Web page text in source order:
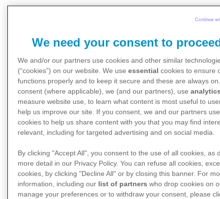
súlyos lehet: az agyvelő és a gerincvelő más
okból bekövetkező gyulladásaihoz vagy az
agyhártyagyulladáshoz hasonló tünetekkel.
Ezek közé a tünetek közé tartozhat a magas
láz, fejfájás, hányinger, hányás és szédülés.
Súlyos esetekben tartós bénulás alakulhat ki,
és nagyon ritka esetekben végzetes
23
Az FSME-vírus által okozott
agyvelőgyulladás hosszú távú
következményei
We need your consent to
We and/or our partners use cookies and other similar
(“cookies”) on our website. We useessential cookies to ensure
functions properly and to keep it secure and these are always
consent (where applicable), we (and our partners), use
measure website use, to learn what content is most useful to
help us improve our site. If you consent, we and our partners
cookies to help us share content with you that you may find
relevant, including for targeted advertising and on social media.
By clicking "Accept All", you consent to the use of all cookies, as
more detail in our Privacy Policy. You can refuse all cookies,
cookies, by clicking "Decline All" or by closing this banner. For
information, including our list of partners who drop cookies on
manage your preferences or to withdraw your consent, please
Continue